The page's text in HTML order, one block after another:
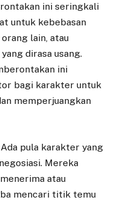
ini seringkali
untuk kebebasan
lain, atau
dirasa usang.
ini
bagi karakter untuk
memperjuangkan
Ada pula karakter yang
Mereka
atau
mencari titik temu